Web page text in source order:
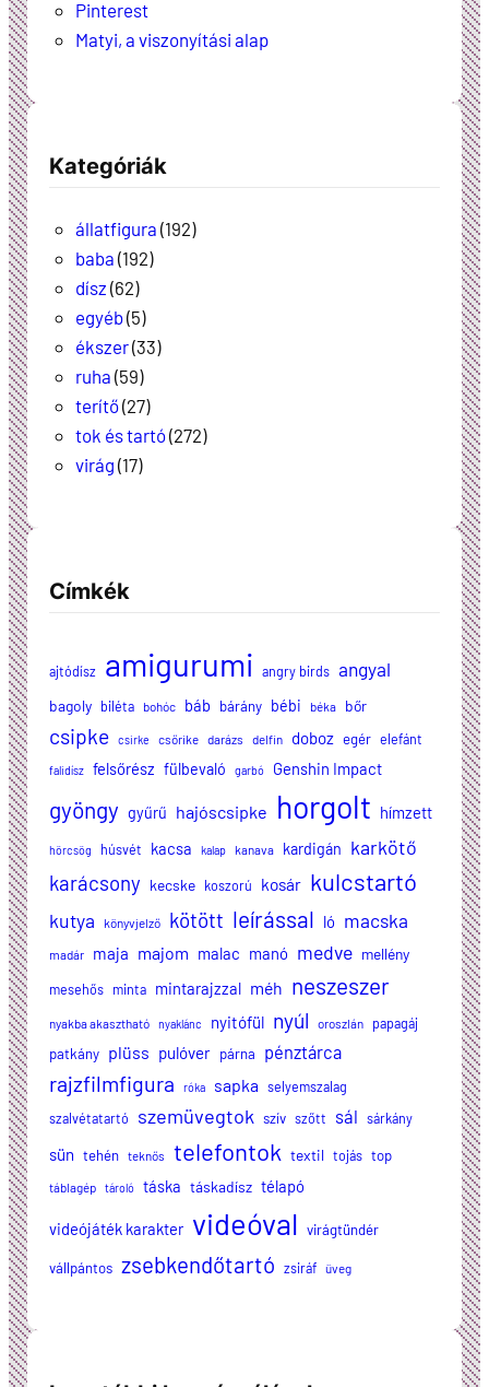
Pinterest
Matyi, a viszonyítási alap
Kategóriák
állatfigura (192)
baba (192)
dísz (62)
egyéb(5)
ékszer(33)
ruha (59)
terítő(27)
tok és tartó(272)
virág (17)
Címkék
ajtódísz amigurumi angry birds angyal
bagoly biléta bohóc báb bárány bébi béka bőr
csipke csirke csőrike darázs delfin doboz egér elefánt
falidísz felsőrész fülbevaló garbó Genshin Impact
gyöngy gyűrű hajóscsipke horgolt hímzett
hörcsög húsvét kacsa kalap kanava kardigán karkötő
karácsony kecske koszorú kosár kulcstartó
kutya könyvjelző kötött leírással ló macska
madár maja majom malac manó medve mellény
mesehős minta mintarajzzal méh neszeszer
nyakba akasztható nyaklánc nyitófül nyúl oroszlán
papagáj
patkány plüss pulóver párna pénztárca
rajzfilmfigura róka sapka selyemszalag
szalvétatartó
szemüvegtok szív szőtt sál sárkány
sün tehén teknős telefontok textil tojás top
táblagép tároló táska táskadísz télapó
videójáték karakter videóval virágtündér
vállpántos zsebkendőtartó zsiráf üveg